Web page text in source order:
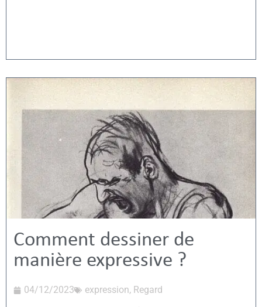
Comment dessiner de
manière expressive ?
04/12/2023 expression, Regard